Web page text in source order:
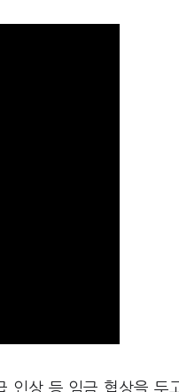
인상 등 임금 협상을 두